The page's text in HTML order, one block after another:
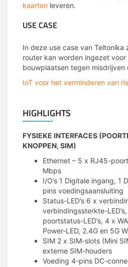
kaarten leveren.
USE CASE
In deze use case van Teltonika
router kan worden ingezet
bouwplaatsen tegen misdrijven
IoT voor het verminderen van
HIGHLIGHTS
FYSIEKE INTERFACES
KNOPPEN, SIM)
Ethernet – 5 x RJ45-
Mbps
I/O’s 1 Digitale ingang, 1
pins voedingsaansluiting
Status-LED’s 6 x
verbindingssterkte-
poortstatus-LED’s, 4 x
Power-LED, 2.4G en 5G
SIM 2 x SIM-slots (Mini
externe SIM-houders
Voeding 4-pins DC-